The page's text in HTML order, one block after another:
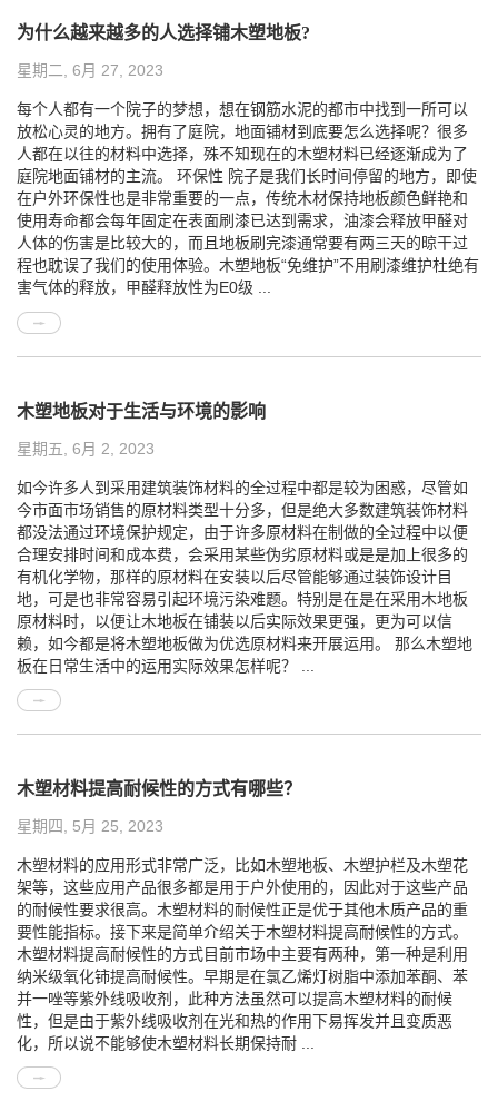
为什么越来越多的人选择铺木塑地板?
星期二, 6月 27, 2023
每个人都有一个院子的梦想，想在钢筋水泥的都市中找到一所可以
放松心灵的地方。拥有了庭院，地面铺材到底要怎么选择呢？很多
人都在以往的材料中选择，殊不知现在的木塑材料已经逐渐成为了
庭院地面铺材的主流。 环保性 院子是我们长时间停留的地方，即使
在户外环保性也是非常重要的一点，传统木材保持地板颜色鲜艳和
使用寿命都会每年固定在表面刷漆已达到需求，油漆会释放甲醛对
人体的伤害是比较大的，而且地板刷完漆通常要有两三天的晾干过
程也耽误了我们的使用体验。木塑地板“免维护”不用刷漆维护杜绝有
害气体的释放，甲醛释放性为E0级 ...
木塑地板对于生活与环境的影响
星期五, 6月 2, 2023
如今许多人到采用建筑装饰材料的全过程中都是较为困惑，尽管如
今市面市场销售的原材料类型十分多，但是绝大多数建筑装饰材料
都没法通过环境保护规定，由于许多原材料在制做的全过程中以便
合理安排时间和成本费，会采用某些伪劣原材料或是是加上很多的
有机化学物，那样的原材料在安装以后尽管能够通过装饰设计目
地，可是也非常容易引起环境污染难题。特别是在是在采用木地板
原材料时，以便让木地板在铺装以后实际效果更强，更为可以信
赖，如今都是将木塑地板做为优选原材料来开展运用。 那么木塑地
板在日常生活中的运用实际效果怎样呢？ ...
木塑材料提高耐候性的方式有哪些？
星期四, 5月 25, 2023
木塑材料的应用形式非常广泛，比如木塑地板、木塑护栏及木塑花
架等，这些应用产品很多都是用于户外使用的，因此对于这些产品
的耐候性要求很高。木塑材料的耐候性正是优于其他木质产品的重
要性能指标。接下来是简单介绍关于木塑材料提高耐候性的方式。
木塑材料提高耐候性的方式目前市场中主要有两种，第一种是利用
纳米级氧化铈提高耐候性。早期是在氯乙烯灯树脂中添加苯酮、苯
并一唑等紫外线吸收剂，此种方法虽然可以提高木塑材料的耐候
性，但是由于紫外线吸收剂在光和热的作用下易挥发并且变质恶
化，所以说不能够使木塑材料长期保持耐 ...